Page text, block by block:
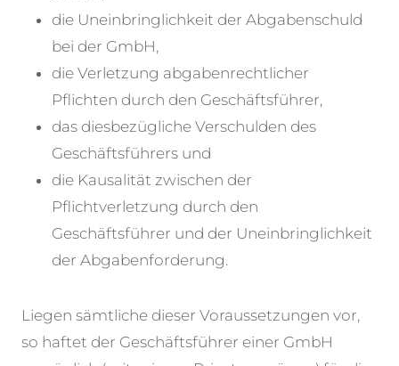
die Uneinbringlichkeit der Abgabenschuld
bei der GmbH,
die Verletzung abgabenrechtlicher
Pflichten durch den Geschäftsführer,
das diesbezügliche Verschulden des
Geschäftsführers und
die Kausalität zwischen der
Pflichtverletzung durch den
Geschäftsführer und der Uneinbringlichkeit
der Abgabenforderung.
Liegen sämtliche dieser Voraussetzungen vor,
so haftet der Geschäftsführer einer GmbH